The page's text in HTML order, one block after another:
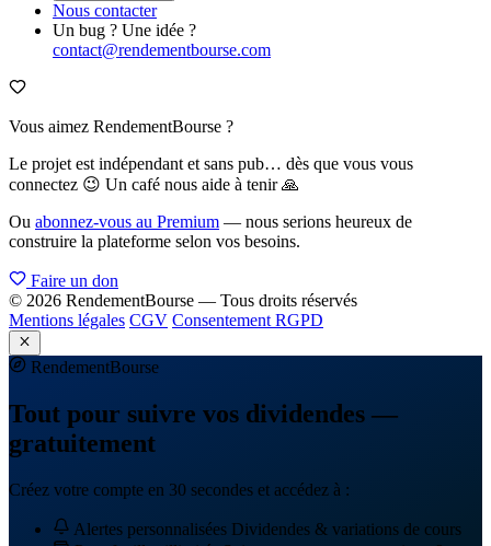
Nous contacter
Un bug ? Une idée ?
contact@rendementbourse.com
Vous aimez RendementBourse ?
Le projet est indépendant et sans pub… dès que vous vous
connectez 😉 Un café nous aide à tenir 🙏
Ou abonnez-vous au Premium — nous serions heureux de
construire la plateforme selon vos besoins.
Faire un don
© 2026 RendementBourse — Tous droits réservés
Mentions légales CGV Consentement RGPD
RendementBourse
Tout pour suivre vos dividendes —
gratuitement
Créez votre compte en 30 secondes et accédez à :
Alertes personnalisées Dividendes & variations de cours